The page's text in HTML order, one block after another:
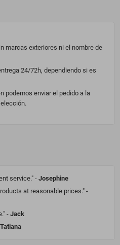
marcas exteriores ni el nombre de
24/72h, dependiendo si es
podemos enviar el pedido a la
service." - Josephine
at reasonable prices." -
- Jack
Tatiana